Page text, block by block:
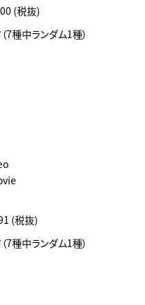
(税抜)
7種中ランダム1種）
(税抜)
7種中ランダム1種）